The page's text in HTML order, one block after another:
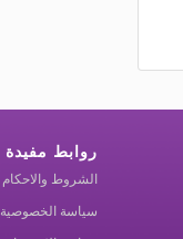
روابط مفيدة
الشروط والاحكام
سياسة الخصوصية